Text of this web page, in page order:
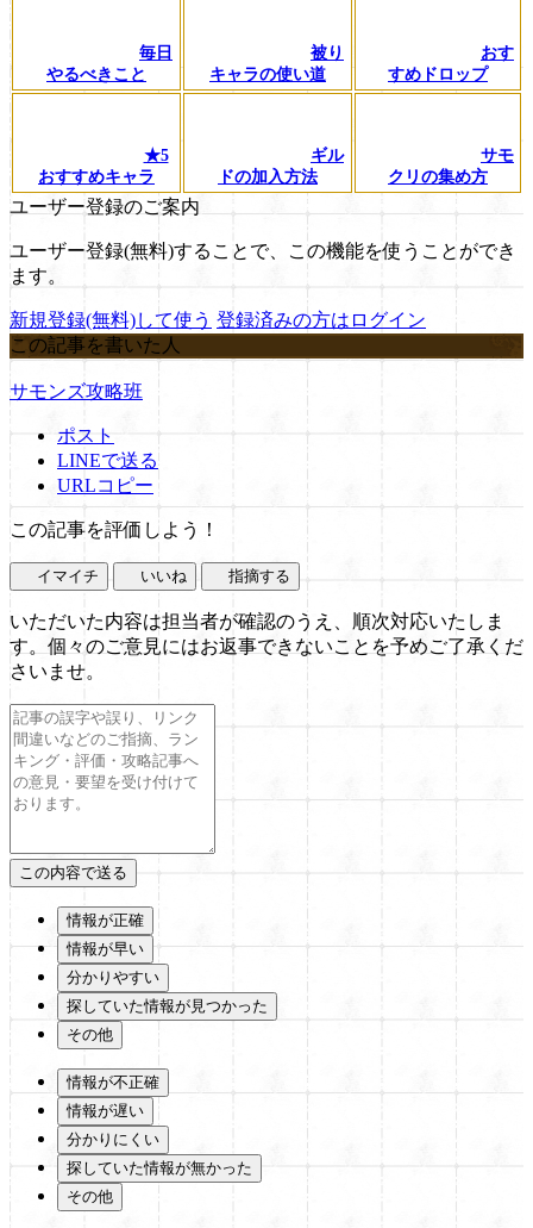
毎日
やるべきこと
被り
キャラの使い道
おす
すめドロップ
★5
おすすめキャラ
ギル
ドの加入方法
サモ
クリの集め方
ユーザー登録のご案内
ユーザー登録(無料)することで、この機能を使うことができ
ます。
新規登録(無料)して使う 登録済みの方はログイン
この記事を書いた人
サモンズ攻略班
ポスト
LINEで送る
URLコピー
この記事を評価しよう！
イマイチ いいね 指摘する
いただいた内容は担当者が確認のうえ、順次対応いたしま
す。個々のご意見にはお返事できないことを予めご了承くだ
さいませ。
情報が正確
情報が早い
分かりやすい
探していた情報が見つかった
その他
情報が不正確
情報が遅い
分かりにくい
探していた情報が無かった
その他